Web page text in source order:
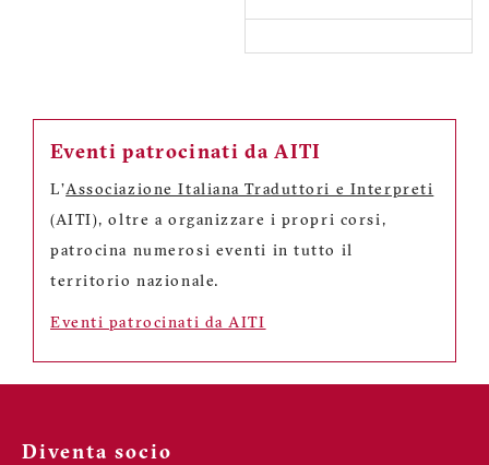
Eventi patrocinati da AITI
L'Associazione Italiana Traduttori e Interpreti
(AITI), oltre a organizzare i propri corsi,
patrocina numerosi eventi in tutto il
territorio nazionale.
Eventi patrocinati da AITI
Diventa socio